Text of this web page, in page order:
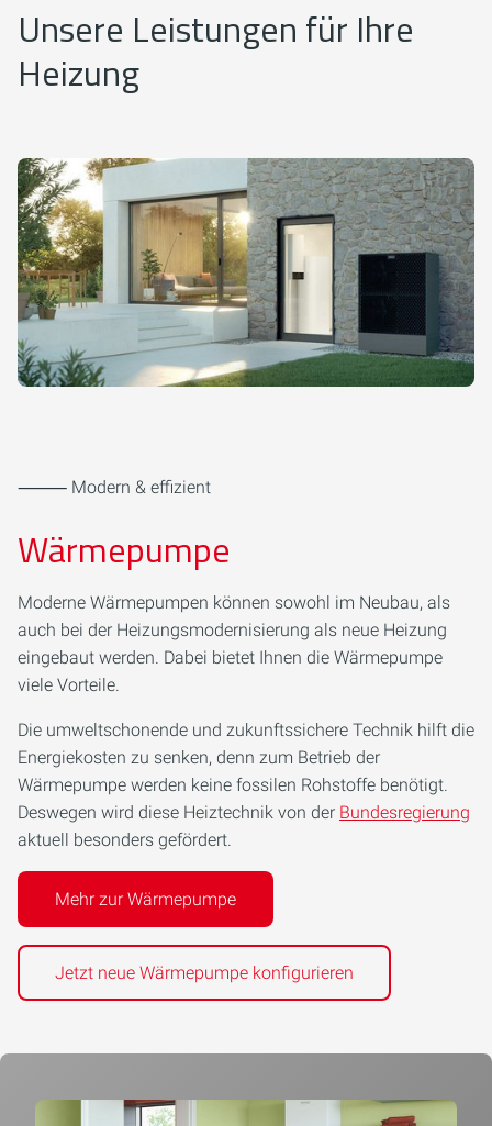
Unsere Leistungen für Ihre
Heizung
⸻ Modern & effizient
Wärmepumpe
Moderne Wärmepumpen können sowohl im Neubau, als
auch bei der Heizungsmodernisierung als neue Heizung
eingebaut werden. Dabei bietet Ihnen die Wärmepumpe
viele Vorteile.
Die umweltschonende und zukunftssichere Technik hilft die
Energiekosten zu senken, denn zum Betrieb der
Wärmepumpe werden keine fossilen Rohstoffe benötigt.
Deswegen wird diese Heiztechnik von der Bundesregierung
aktuell besonders gefördert.
Mehr zur Wärmepumpe
Jetzt neue Wärmepumpe konfigurieren